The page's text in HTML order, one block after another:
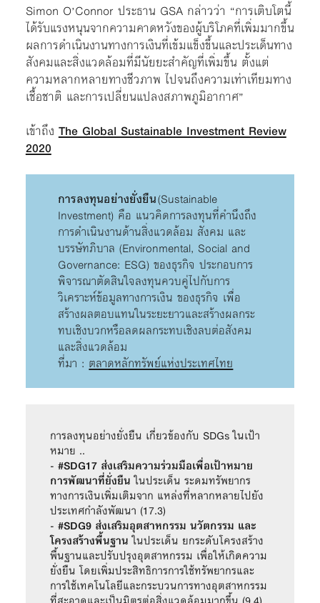
Simon O’Connor ประธาน GSA กล่าวว่า “การเติบโตนี้
ได้รับแรงหนุนจากความคาดหวังของผู้บริโภคที่เพิ่มมากขึ้น
ผลการดำเนินงานทางการเงินที่เข้มแข็งขึ้นและประเด็นทาง
สังคมและสิ่งแวดล้อมที่มีนัยยะสำคัญที่เพิ่มขึ้น ตั้งแต่
ความหลากหลายทางชีวภาพ ไปจนถึงความเท่าเทียมทาง
เชื้อชาติ และการเปลี่ยนแปลงสภาพภูมิอากาศ”
เข้าถึงThe Global Sustainable Investment Review
2020
การลงทุนอย่างยั่งยืน(Sustainable
Investment) คือ แนวคิดการลงทุนที่คำนึงถึง
การดำเนินงานด้านสิ่งแวดล้อม สังคม และ
บรรษัทภิบาล (Environmental, Social and
Governance: ESG) ของธุรกิจ ประกอบการ
พิจารณาตัดสินใจลงทุนควบคู่ไปกับการ
วิเคราะห์ข้อมูลทางการเงิน ของธุรกิจ เพื่อ
สร้างผลตอบแทนในระยะยาวและสร้างผลกระ
ทบเชิงบวกหรือลดผลกระทบเชิงลบต่อสังคม
และสิ่งแวดล้อม
ที่มา : ตลาดหลักทรัพย์แห่งประเทศไทย
การลงทุนอย่างยั่งยืน เกี่ยวข้องกับ SDGs ในเป้า
หมาย ..
- #SDG17 ส่งเสริมความร่วมมือเพื่อเป้าหมาย
การพัฒนาที่ยั่งยืน ในประเด็น ระดมทรัพยากร
ทางการเงินเพิ่มเติมจาก แหล่งที่หลากหลายไปยัง
ประเทศกำลังพัฒนา (17.3)
- #SDG9 ส่งเสริมอุตสาหกรรม นวัตกรรม และ
โครงสร้างพื้นฐาน ในประเด็น ยกระดับโครงสร้าง
พื้นฐานและปรับปรุงอุตสาหกรรม เพื่อให้เกิดความ
ยั่งยืน โดยเพิ่มประสิทธิการการใช้ทรัพยากรและ
การใช้เทคโนโลยีและกระบวนการทางอุตสาหกรรม